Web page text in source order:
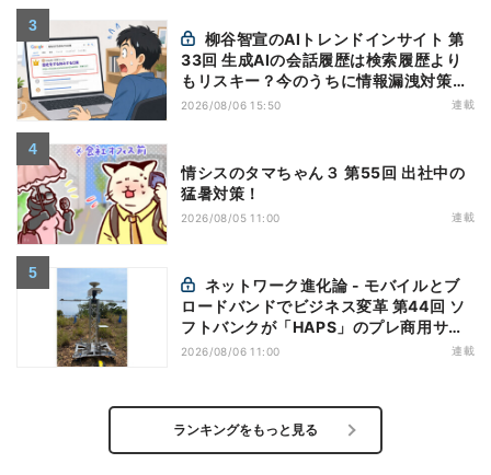
33回 生成AIの会話履歴は検索履歴より
もリスキー？今のうちに情報漏洩対策を
万全にしておこう
2026/08/06 15:50 連載
情シスのタマちゃん３ 第55回 出社中の
猛暑対策！
2026/08/05 11:00 連載
ロードバンドでビジネス変革 第44回 ソ
フトバンクが「HAPS」のプレ商用サー
ビス開始を表明、本格的な商用展開のめ
2026/08/06 11:00 連載
ランキングをもっと見る